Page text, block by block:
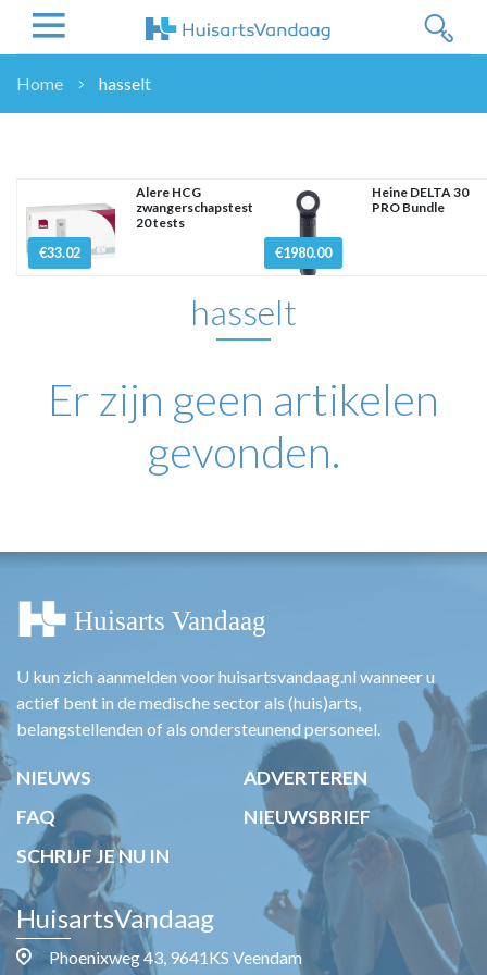
OVERHEID
WETENSCHAP
ZORGVERZEKERAARS
NASCHOLINGEN
NHG
LHV
OPINIE
TARIEVEN
MEDISCHE VAKHANDEL
REGISTRATIE
Home hasselt
€33.02
Alere HCG
zwangerschapstest
20 tests
€1980.00
Heine DELTA 30
PRO Bundle
hasselt
Er zijn geen artikelen
gevonden.
U kun zich aanmelden voor huisartsvandaag.nl wanneer u
actief bent in de medische sector als (huis)arts,
belangstellenden of als ondersteunend personeel.
NIEUWS
ADVERTEREN
FAQ
NIEUWSBRIEF
SCHRIJF JE NU IN
HuisartsVandaag
Phoenixweg 43, 9641KS Veendam